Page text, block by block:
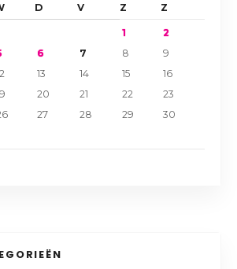
D V Z Z
1
2
6 7 8
9
13 14 15
16
20 21 22
23
27 28 29
30